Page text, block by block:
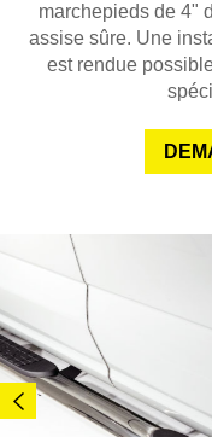
marchepieds de 4"
assise sûre. Une
est rendue